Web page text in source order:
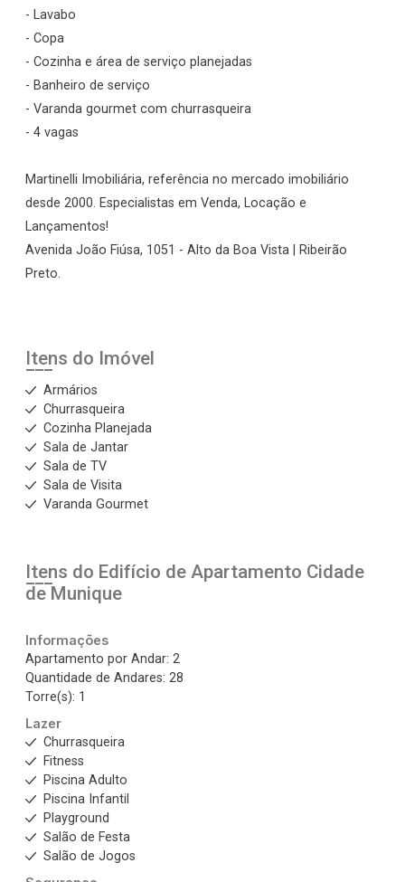
- Lavabo
- Copa
- Cozinha e área de serviço planejadas
- Banheiro de serviço
- Varanda gourmet com churrasqueira
- 4 vagas
Martinelli Imobiliária, referência no mercado imobiliário
desde 2000. Especialistas em Venda, Locação e
Lançamentos!
Avenida João Fiúsa, 1051 - Alto da Boa Vista | Ribeirão
Preto.
Itens do Imóvel
Armários
Churrasqueira
Cozinha Planejada
Sala de Jantar
Sala de TV
Sala de Visita
Varanda Gourmet
Itens do Edifício de Apartamento Cidade
de Munique
Informações
Apartamento por Andar: 2
Quantidade de Andares: 28
Torre(s): 1
Lazer
Churrasqueira
Fitness
Piscina Adulto
Piscina Infantil
Playground
Salão de Festa
Salão de Jogos